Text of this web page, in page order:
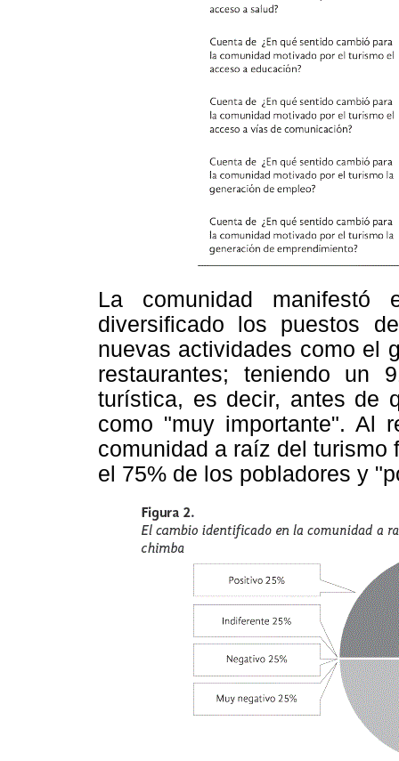
La comunidad
diversificado los puestos
nuevas actividades como el
restaurantes; teniendo un
turística, es decir, antes de
como "muy importante". Al
comunidad a raíz del
el 75% de los pobladores y